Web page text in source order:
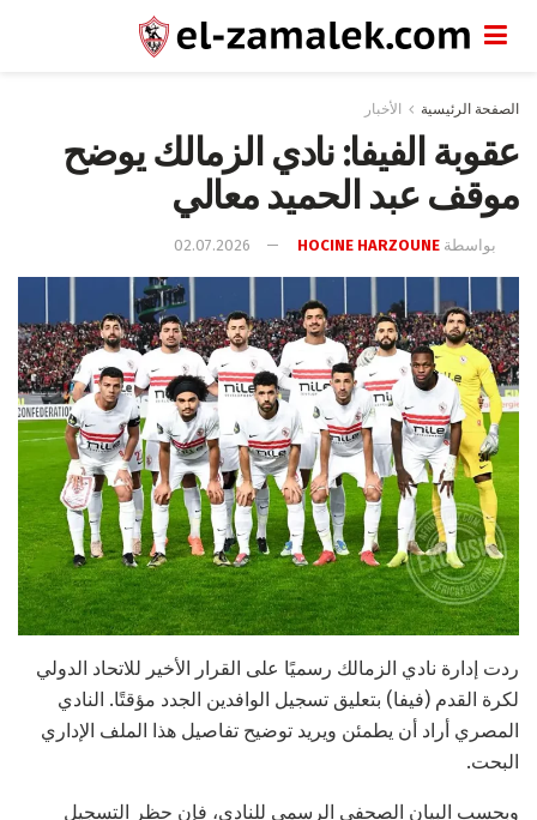
الصفحة الرئيسية الأخبار
عقوبة الفيفا: نادي الزمالك يوضح
موقف عبد الحميد معالي
بواسطة HOCINE HARZOUNE
02.07.2026
ردت إدارة نادي الزمالك رسميًا على القرار الأخير للاتحاد الدولي
لكرة القدم (فيفا) بتعليق تسجيل الوافدين الجدد مؤقتًا. النادي
المصري أراد أن يطمئن ويريد توضيح تفاصيل هذا الملف الإداري
البحت.
وبحسب البيان الصحفي الرسمي للنادي، فإن حظر التسجيل